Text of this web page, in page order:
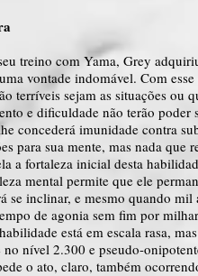
treino com Yama, Grey
vontade indomável. Com
terríveis sejam as situações ou
e dificuldade não terão poder
concederá imunidade contra
para sua mente, mas nada
a fortaleza inicial desta
mental permite que ele
se inclinar, e mesmo quando
de agonia sem fim por
está em escala rasa,
no nível 2.300 e pseudo-
o ato, claro, também